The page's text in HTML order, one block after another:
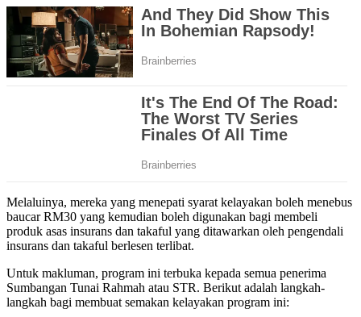
Melaluinya, mereka yang menepati syarat kelayakan boleh menebus
baucar RM30 yang kemudian boleh digunakan bagi membeli
produk asas insurans dan takaful yang ditawarkan oleh pengendali
insurans dan takaful berlesen terlibat.
Untuk makluman, program ini terbuka kepada semua penerima
Sumbangan Tunai Rahmah atau STR. Berikut adalah langkah-
langkah bagi membuat semakan kelayakan program ini: